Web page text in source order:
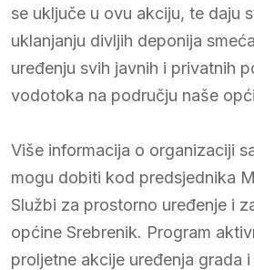
se uključe u ovu akciju, te daju
uklanjanju divljih deponija
uređenju svih javnih i privatnih
vodotoka na području naše
Više informacija o organizaciji
mogu dobiti kod predsjednika
Službi za prostorno uređenje i
općine Srebrenik. Program
proljetne akcije uređenja grada